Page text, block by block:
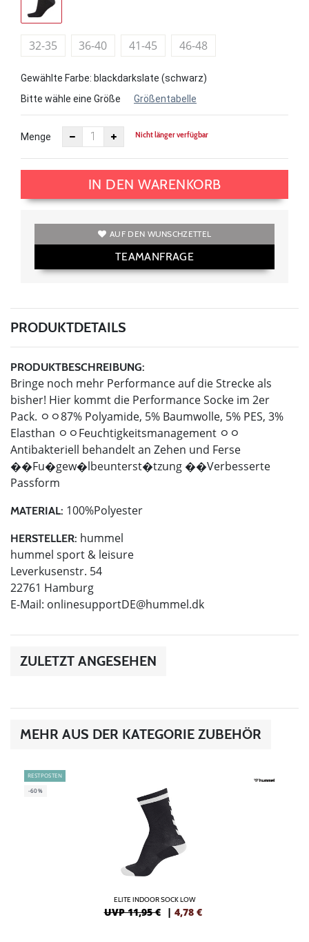
32-35 36-40 41-45 46-48
Gewählte Farbe: blackdarkslate (schwarz)
Bitte wähle eine Größe
Größentabelle
Menge Nicht länger verfügbar
IN DEN WARENKORB
AUF DEN WUNSCHZETTEL
TEAMANFRAGE
PRODUKTDETAILS
PRODUKTBESCHREIBUNG:
Bringe noch mehr Performance auf die Strecke als
bisher! Hier kommt die Performance Socke im 2er
Pack. ﾷﾷ87% Polyamide, 5% Baumwolle, 5% PES, 3%
Elasthan ﾷﾷFeuchtigkeitsmanagement ﾷﾷ
Antibakteriell behandelt an Zehen und Ferse
��Fu�gew�lbeunterst�tzung ��Verbesserte
Passform
MATERIAL: 100%Polyester
HERSTELLER: hummel
hummel sport & leisure
Leverkusenstr. 54
22761 Hamburg
E-Mail: onlinesupportDE@hummel.dk
ZULETZT ANGESEHEN
MEHR AUS DER KATEGORIE ZUBEHÖR
RESTPOSTEN
-60%
ELITE INDOOR SOCK LOW
UVP 11,95 € | 4,78 €